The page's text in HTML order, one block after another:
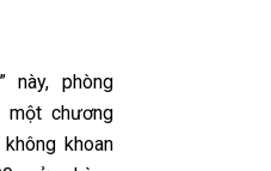
này, phòng
một chương
khoan